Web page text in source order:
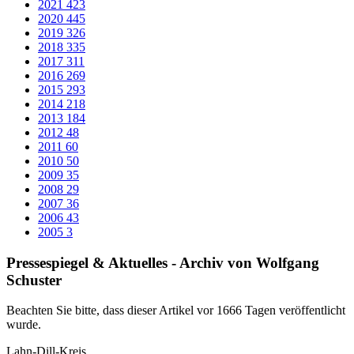
Landrat Wolfgang Schuster appelliert, Kontakte zu
minimieren, um kritische Infrastruktur aufrecht zu
erhalten
Wetzlar/­Dillenburg/­Herborn (ldk): Am heutigen Mittwoch, 12.
Januar 2022, erreicht die Zahl der gemeldeten Corona-
Neuinfektionen einen Höchststand. Das RKI meldet
deutschlandweit über 80.000 Fälle. Damit steigt die bundesweite
Sieben-Tage-Inzidenz auf 408. Auch im Lahn-Dill-Kreis ist ein
starker Anstieg zu verzeichnen. So erreicht der Landkreis mit Stand
heute seinen höchsten Inzidenzwert in der Pandemie: 283,38. Dabei
sei die Omikron-Variante des Corona-Virus immer mehr auf dem
Vormarsch, wie der Leiter des Gesundheitsamtes, Christian Müller,
bestätigte.
Wenn der Inzidenzwert an drei aufeinander folgenden Tagen über
350 liegt, greift die Hotspot-Regelung des Landes Hessen ab dem
nächsten Tag nach Bekanntgabe durch das Land. Der Lahn-Dill-
Landrat Wolfgang Schuster appelliert an die Bürgerinnen und